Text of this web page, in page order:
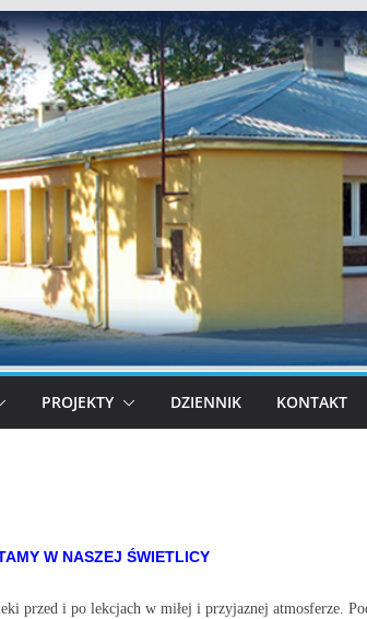
PROJEKTY DZIENNIK KONTAKT
W NASZEJ ŚWIETLICY
przed i po lekcjach w miłej i przyjaznej atmosferze.